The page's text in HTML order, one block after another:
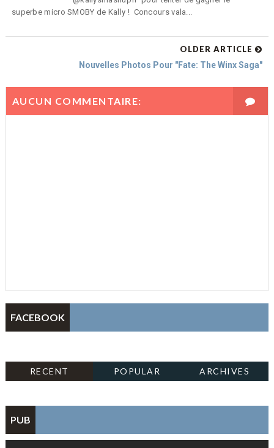
superbe micro SMOBY de Kally ! Concours vala...
OLDER ARTICLE
Nouvelles Photos Pour "Fate: The Winx Saga"
AUCUN COMMENTAIRE:
FACEBOOK
RECENT POPULAR ARCHIVES
PUB